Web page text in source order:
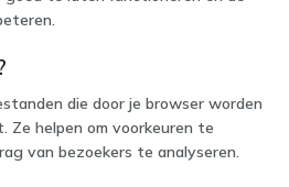
die door je browser worden
Ze helpen om voorkeuren te
van bezoekers te analyseren.